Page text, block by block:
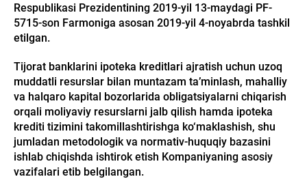
Respublikasi Prezidentining 2019-yil 13-maydagi PF-
5715-son Farmoniga asosan 2019-yil 4-noyabrda tashkil
etilgan.
Tijorat banklarini ipoteka kreditlari ajratish uchun uzoq
muddatli resurslar bilan muntazam ta’minlash, mahalliy
va halqaro kapital bozorlarida obligatsiyalarni chiqarish
orqali moliyaviy resurslarni jalb qilish hamda ipoteka
krediti tizimini takomillashtirishga ko‘maklashish, shu
jumladan metodologik va normativ-huquqiy bazasini
ishlab chiqishda ishtirok etish Kompaniyaning asosiy
vazifalari etib belgilangan.